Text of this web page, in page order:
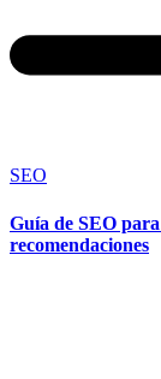
SEO
Guía de SEO
recomendaciones